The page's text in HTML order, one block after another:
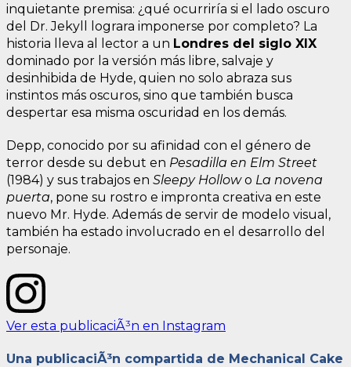
inquietante premisa: ¿qué ocurriría si el lado oscuro
del Dr. Jekyll lograra imponerse por completo? La
historia lleva al lector a un Londres del siglo XIX
dominado por la versión más libre, salvaje y
desinhibida de Hyde, quien no solo abraza sus
instintos más oscuros, sino que también busca
despertar esa misma oscuridad en los demás.
Depp, conocido por su afinidad con el género de
terror desde su debut en Pesadilla en Elm Street
(1984) y sus trabajos en Sleepy Hollowo La novena
puerta, pone su rostro e impronta creativa en este
nuevo Mr. Hyde. Además de servir de modelo visual,
también ha estado involucrado en el desarrollo del
personaje.
Ver esta publicaciÃ³n en Instagram
Una publicaciÃ³n compartida de Mechanical Cake